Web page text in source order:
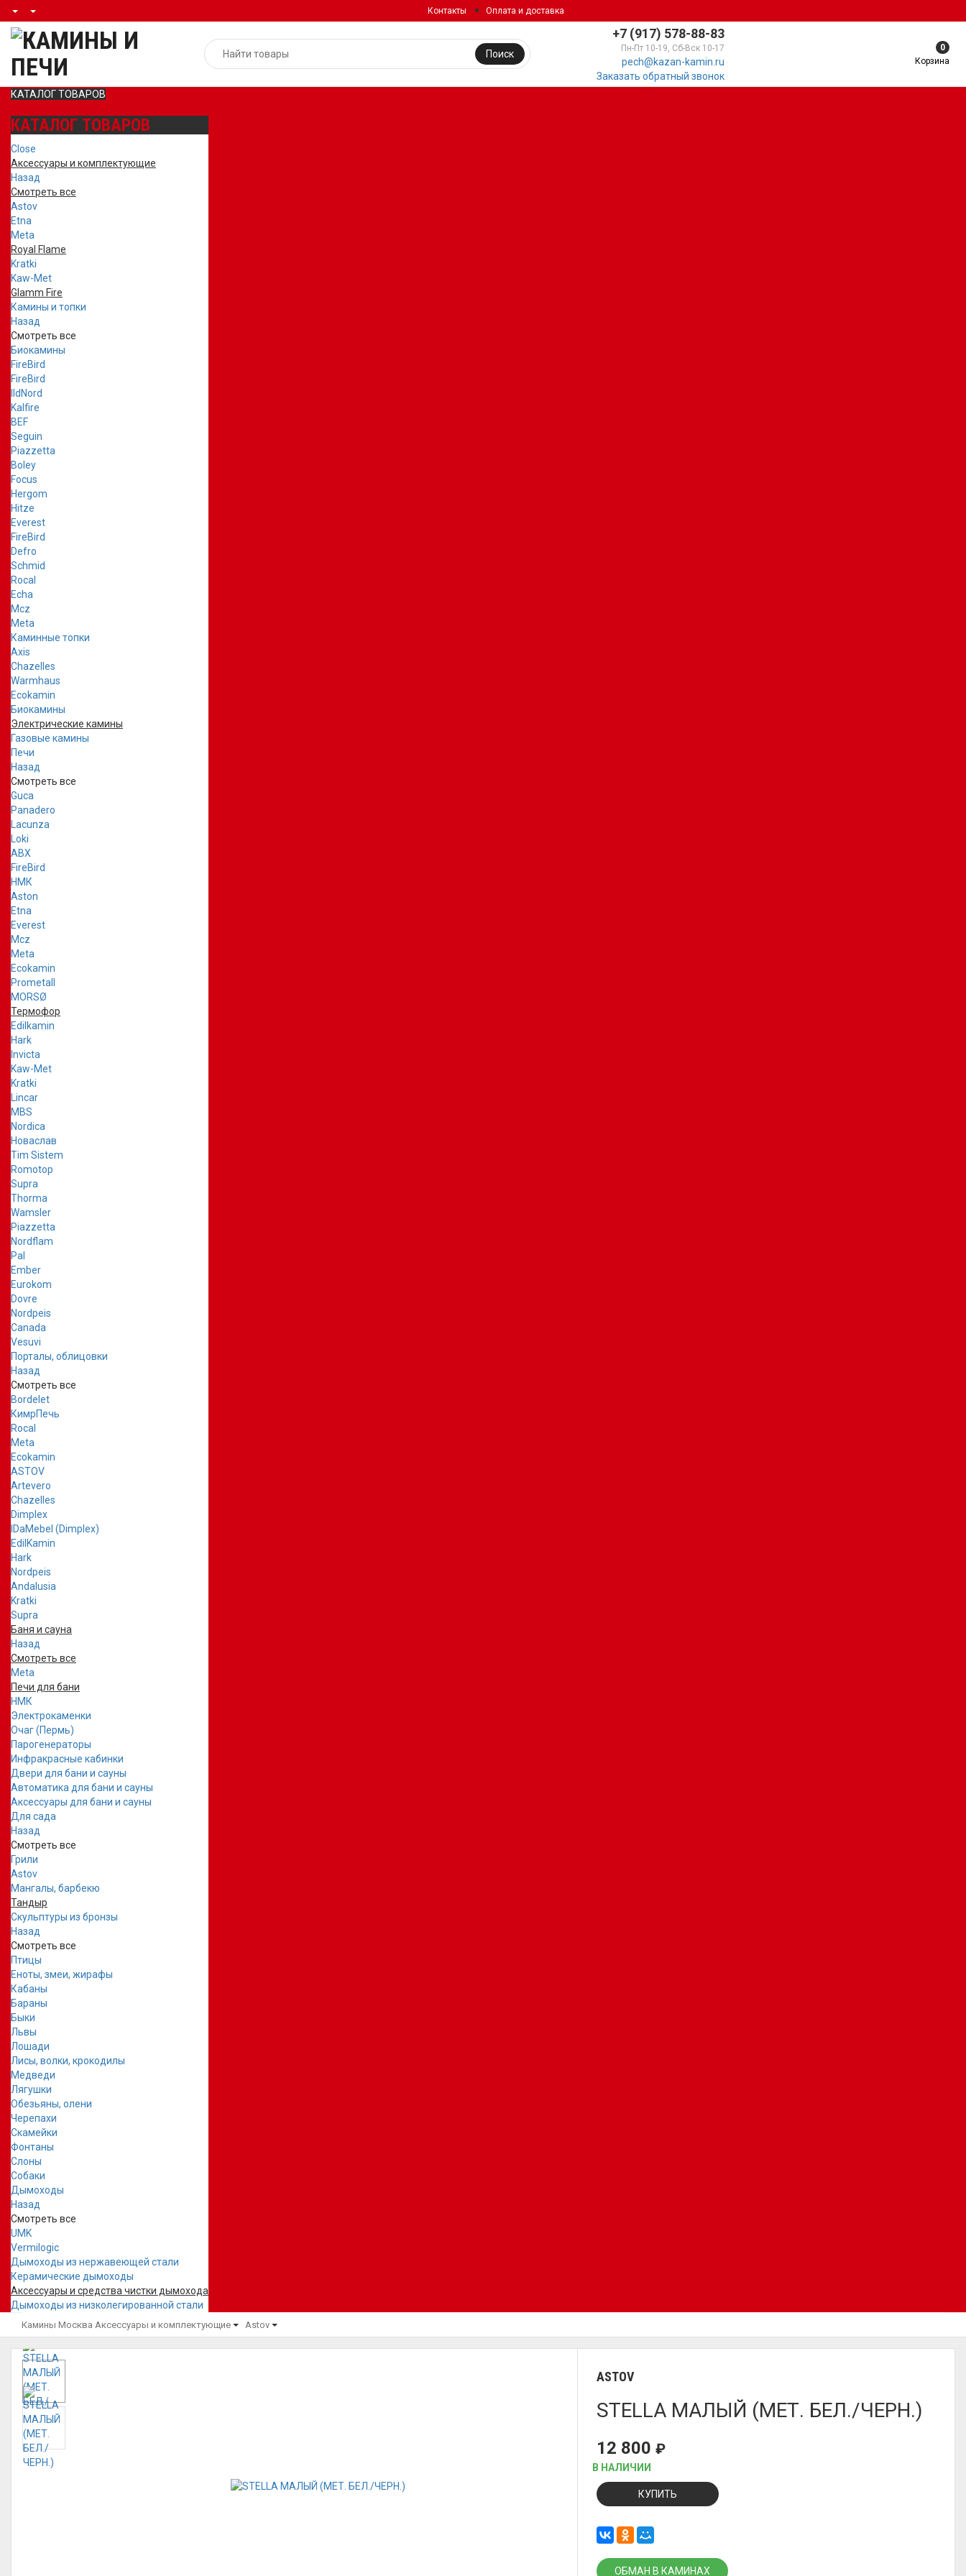
Контакты Оплата и доставка
+7 (917) 578-88-83
Пн-Пт 10-19, Сб-Вск 10-17
pech@kazan-kamin.ru
Заказать обратный звонок
Поиск
0
Корзина
КАТАЛОГ ТОВАРОВ
КАТАЛОГ ТОВАРОВ
Close
Аксессуары и комплектующие
Назад
Смотреть все
Astov
Etna
Meta
Royal Flame
Kratki
Kaw-Met
Glamm Fire
Камины и топки
Назад
Смотреть все
Биокамины
FireBird
FireBird
IldNord
Kalfire
BEF
Seguin
Piazzetta
Boley
Focus
Hergom
Hitze
Everest
FireBird
Defro
Schmid
Rocal
Echa
Mcz
Meta
Каминные топки
Axis
Chazelles
Warmhaus
Ecokamin
Биокамины
Электрические камины
Газовые камины
Печи
Назад
Смотреть все
Guca
Panadero
Lacunza
Loki
ABX
FireBird
НМК
Aston
Etna
Everest
Mcz
Meta
Ecokamin
Prometall
MORSØ
Термофор
Edilkamin
Hark
Invicta
Kaw-Met
Kratki
Lincar
MBS
Nordica
Новаслав
Tim Sistem
Romotop
Supra
Thorma
Wamsler
Piazzetta
Nordflam
Pal
Ember
Eurokom
Dovre
Nordpeis
Canada
Vesuvi
Порталы, облицовки
Назад
Смотреть все
Bordelet
КимрПечь
Rocal
Meta
Ecokamin
ASTOV
Artevero
Chazelles
Dimplex
IDaMebel (Dimplex)
EdilKamin
Hark
Nordpeis
Andalusia
Kratki
Supra
Баня и сауна
Назад
Смотреть все
Meta
Печи для бани
НМК
Электрокаменки
Очаг (Пермь)
Парогенераторы
Инфракрасные кабинки
Двери для бани и сауны
Автоматика для бани и сауны
Аксессуары для бани и сауны
Для сада
Назад
Смотреть все
Грили
Astov
Мангалы, барбекю
Тандыр
Скульптуры из бронзы
Назад
Смотреть все
Птицы
Еноты, змеи, жирафы
Кабаны
Бараны
Быки
Львы
Лошади
Лисы, волки, крокодилы
Медведи
Лягушки
Обезьяны, олени
Черепахи
Скамейки
Фонтаны
Слоны
Собаки
Дымоходы
Назад
Смотреть все
UMK
Vermilogic
Дымоходы из нержавеющей стали
Керамические дымоходы
Аксессуары и средства чистки дымохода
Дымоходы из низколегированной стали
Камины Москва Аксессуары и комплектующие Astov
ASTOV
STELLA МАЛЫЙ (МЕТ. БЕЛ./ЧЕРН.)
12 800₽
В НАЛИЧИИ
КУПИТЬ
ОБМАН В КАМИНАХ